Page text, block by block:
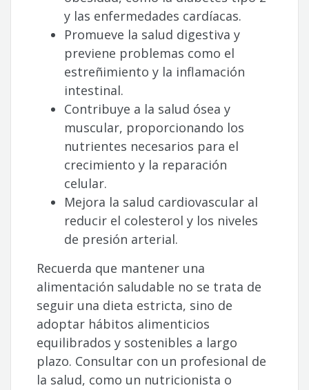
y las enfermedades cardíacas.
Promueve la salud digestiva y
previene problemas como el
estreñimiento y la inflamación
intestinal.
Contribuye a la salud ósea y
muscular, proporcionando los
nutrientes necesarios para el
crecimiento y la reparación
celular.
Mejora la salud cardiovascular al
reducir el colesterol y los niveles
de presión arterial.
Recuerda que mantener una
alimentación saludable no se trata de
seguir una dieta estricta, sino de
adoptar hábitos alimenticios
equilibrados y sostenibles a largo
plazo. Consultar con un profesional de
la salud, como un nutricionista o